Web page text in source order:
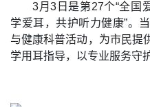
3月3日是第27个“全国
学爱耳，共护听力健康”。
与健康科普活动，为市民提
学用耳指导，以专业服务守